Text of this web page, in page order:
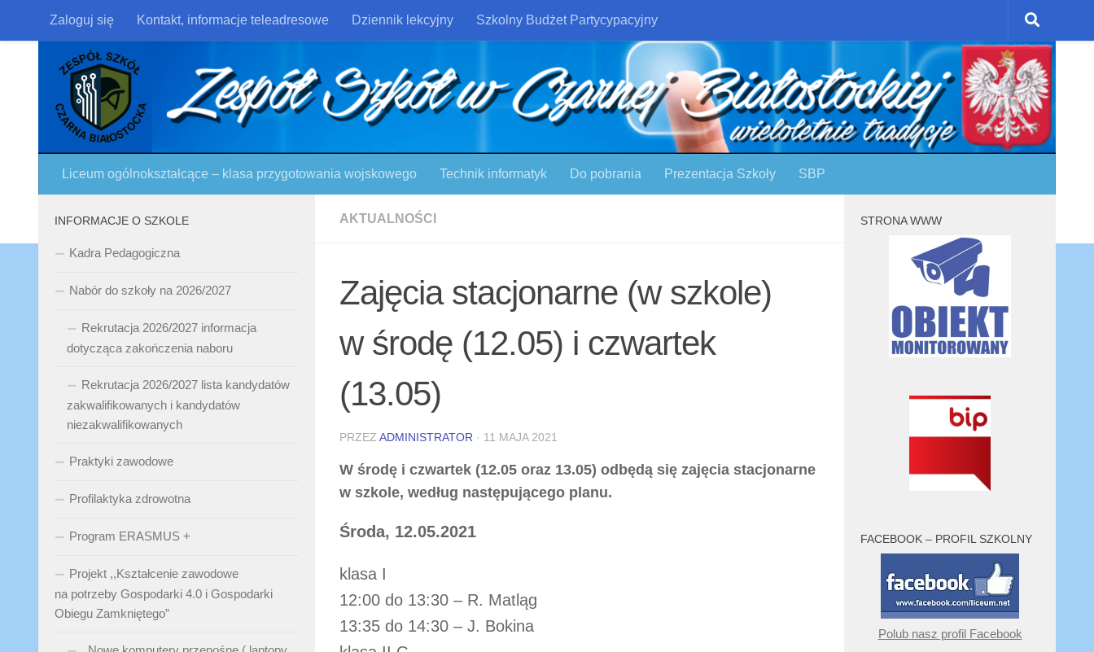
Skip to content
Zaloguj się Kontakt, informacje teleadresowe Dziennik lekcyjny Szkolny Budżet Partycypacyjny
Liceum ogólnokształcące – klasa przygotowania wojskowego Technik informatyk Do pobrania Prezentacja Szkoły SBP
AKTUALNOŚCI
Zajęcia stacjonarne (w szkole)
w środę (12.05) i czwartek
(13.05)
PRZEZ ADMINISTRATOR · 11 MAJA 2021
W środę i czwartek (12.05 oraz 13.05) odbędą się zajęcia stacjonarne
w szkole, według następującego planu.
Środa, 12.05.2021
klasa I
12:00 do 13:30 – R. Matląg
13:35 do 14:30 – J. Bokina
INFORMACJE O SZKOLE
Kadra Pedagogiczna
Nabór do szkoły na 2026/2027
Rekrutacja 2026/2027 informacja
dotycząca zakończenia naboru
Rekrutacja 2026/2027 lista kandydatów
zakwalifikowanych i kandydatów
niezakwalifikowanych
Praktyki zawodowe
Profilaktyka zdrowotna
Program ERASMUS +
Projekt ,,Kształcenie zawodowe
na potrzeby Gospodarki 4.0 i Gospodarki
Obiegu Zamkniętego”
STRONA WWW
FACEBOOK – PROFIL SZKOLNY
Polub nasz profil Facebook